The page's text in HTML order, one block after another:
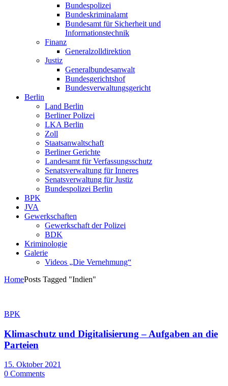
Bundespolizei
Bundeskriminalamt
Bundesamt für Sicherheit und
Informationstechnik
Finanz
Generalzolldirektion
Justiz
Generalbundesanwalt
Bundesgerichtshof
Bundesverwaltungsgericht
Berlin
Land Berlin
Berliner Polizei
LKA Berlin
Zoll
Staatsanwaltschaft
Berliner Gerichte
Landesamt für Verfassungsschutz
Senatsverwaltung für Inneres
Senatsverwaltung für Justiz
Bundespolizei Berlin
BPK
JVA
Gewerkschaften
Gewerkschaft der Polizei
BDK
Kriminologie
Galerie
Videos „Die Vernehmung“
HomePosts Tagged "Indien"
BPK
Klimaschutz und Digitalisierung – Aufgaben an die
Parteien
15. Oktober 2021
0 Comments